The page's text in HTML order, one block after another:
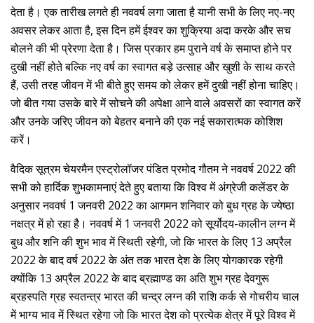
देता है। एक तारीख लगते ही नववर्ष लगा जाता है यानी सभी के लिए नए-नए
अवसर लेकर आता है, इस दिन हमें ईश्वर का शुक्रिया अदा करके और सच
बोलने की भी प्रेरणा देता है। जिस प्रकार हम पुराने वर्ष के समाप्त होने पर
दुखी नहीं होते बल्‍कि नए वर्ष का स्वागत बड़े उत्साह और खुशी के साथ करते
हैं, उसी तरह जीवन में भी बीते हुए समय को लेकर हमें दुखी नहीं होना चाहिए।
जो बीत गया उसके बारे में सोचने की अपेक्षा आने वाले अवसरों का स्वागत करें
और उनके जरिए जीवन को बेहतर बनाने की एक नई सकारात्मक कोशिश
करें।
वैदिक सूत्रम चेयरमैन एस्ट्रोलॉजर पंडित प्रमोद गौतम ने नववर्ष 2022 की
सभी को हार्दिक शुभकामनाएं देते हुए बताया कि विश्व में अंग्रेजी कलेंडर के
अनुसार नववर्ष 1 जनवरी 2022 का आगमन शनिवार को बुध ग्रह के ज्येष्ठा
नक्षत्र में हो रहा है। नववर्ष में 1 जनवरी 2022 को सूर्योदय-कालीन लग्न में
बुध और शनि की शुभ भाव में स्थिती रहेगी, जो कि भारत के लिए 13 अप्रैल
2022 के बाद वर्ष 2022 के अंत तक भारत देश के लिए योगकारक रहेगी
क्योंकि 13 अप्रैल 2022 के बाद ब्रह्माण्ड का अति शुभ ग्रह देवगुरू
ब्रहस्पति ग्रह स्वतन्त्र भारत की चन्द्र लग्न की राशि कर्क से गोचरीय चाल
में भाग्य भाव में स्थित रहेगा जो कि भारत देश को प्रत्येक क्षेत्र में पूरे विश्व में